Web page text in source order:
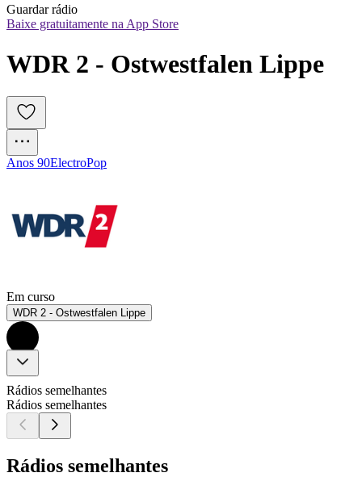
Guardar rádio
Baixe gratuitamente na App Store
WDR 2 - Ostwestfalen Lippe
Anos 90ElectroPop
Em curso
WDR 2 - Ostwestfalen Lippe
Rádios semelhantes
Rádios semelhantes
Rádios semelhantes